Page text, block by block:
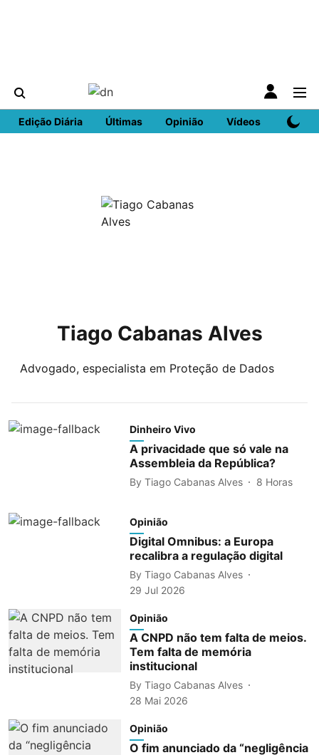
Edição Diária Últimas Opinião Vídeos DN
Tiago Cabanas Alves
Advogado, especialista em Proteção de Dados
Dinheiro Vivo
A privacidade que só vale na
Assembleia da República?
By Tiago Cabanas Alves 8 Horas
Opinião
Digital Omnibus: a Europa
recalibra a regulação digital
By Tiago Cabanas Alves
29 Jul 2026
Opinião
A CNPD não tem falta de meios.
Tem falta de memória
institucional
By Tiago Cabanas Alves
28 Mai 2026
Opinião
O fim anunciado da “negligência